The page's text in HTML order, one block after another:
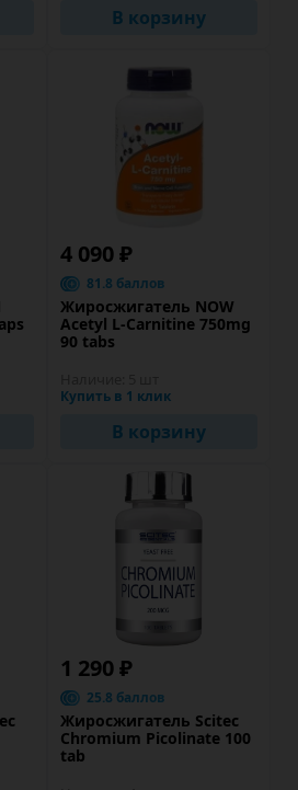
В корзину
4 090 ₽
81.8 баллов
Жиросжигатель NOW
Acetyl L-Carnitine 750mg
90 tabs
Купить в 1 клик
В корзину
1 290 ₽
25.8 баллов
Жиросжигатель Scitec
Chromium Picolinate 100
tab